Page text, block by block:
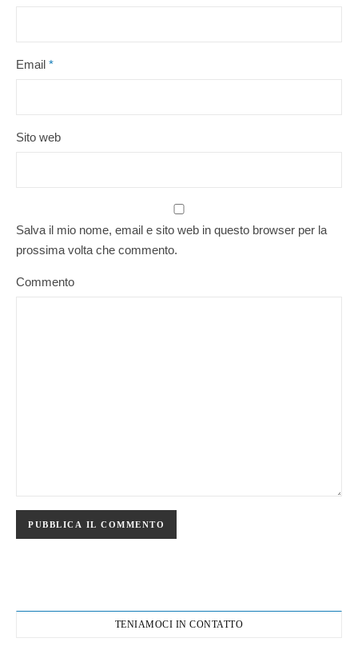
Email *
Sito web
Salva il mio nome, email e sito web in questo browser per la
prossima volta che commento.
Commento
TENIAMOCI IN CONTATTO